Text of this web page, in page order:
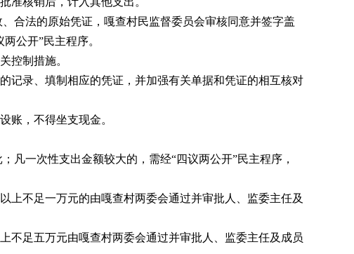
法的原始凭证，嘎查村民监督委员会审核同意并签字盖
公开”民主程序。
控制措施。
录、填制相应的凭证，并加强有关单据和凭证的相互核对
，不得坐支现金。
一次性支出金额较大的，需经“四议两公开”民主程序，
不足一万元的由嘎查村两委会通过并审批人、监委主任及
足五万元由嘎查村两委会通过并审批人、监委主任及成员